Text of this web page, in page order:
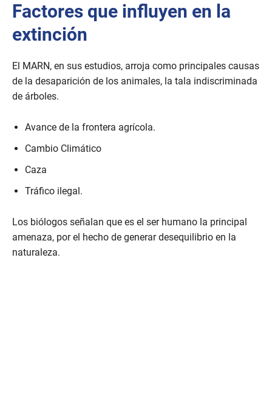
Factores que influyen en la
extinción
El MARN, en sus estudios, arroja como principales causas
de la desaparición de los animales, la tala indiscriminada
de árboles.
Avance de la frontera agrícola.
Cambio Climático
Caza
Tráfico ilegal.
Los biólogos señalan que es el ser humano la principal
amenaza, por el hecho de generar desequilibrio en la
naturaleza.